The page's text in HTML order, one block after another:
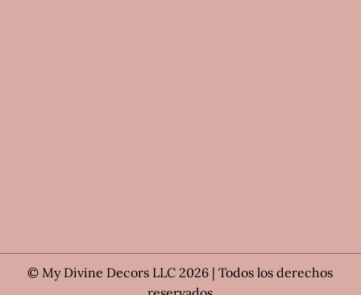
© My Divine Decors LLC 2026 | Todos los derechos